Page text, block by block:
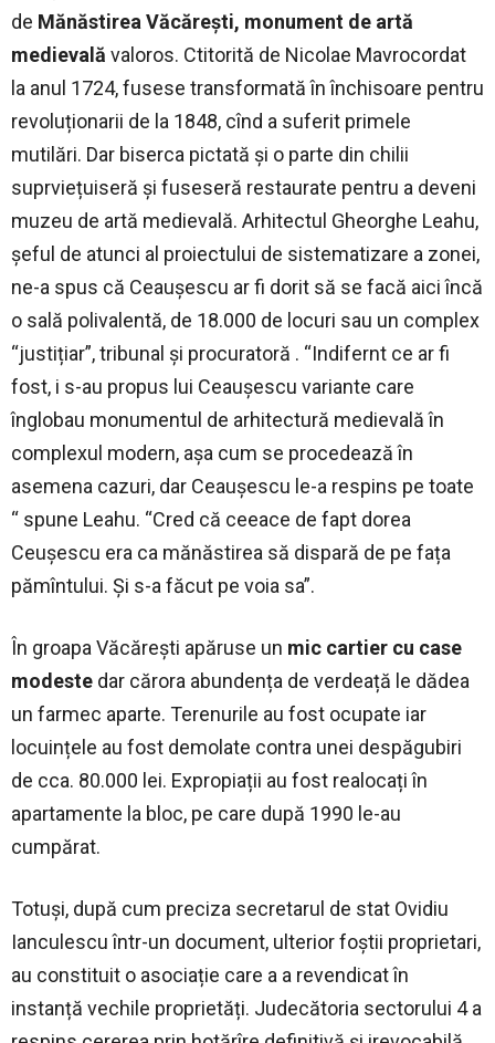
de Mănăstirea Văcărești, monument de artă
medievală valoros. Ctitorită de Nicolae Mavrocordat
la anul 1724, fusese transformată în închisoare pentru
revoluționarii de la 1848, cînd a suferit primele
mutilări. Dar biserca pictată și o parte din chilii
suprviețuiseră și fuseseră restaurate pentru a deveni
muzeu de artă medievală. Arhitectul Gheorghe Leahu,
șeful de atunci al proiectului de sistematizare a zonei,
ne-a spus că Ceaușescu ar fi dorit să se facă aici încă
o sală polivalentă, de 18.000 de locuri sau un complex
“justițiar”, tribunal și procuratoră . “Indifernt ce ar fi
fost, i s-au propus lui Ceaușescu variante care
înglobau monumentul de arhitectură medievală în
complexul modern, așa cum se procedează în
asemena cazuri, dar Ceaușescu le-a respins pe toate
“ spune Leahu. “Cred că ceeace de fapt dorea
Ceușescu era ca mănăstirea să dispară de pe fața
pămîntului. Și s-a făcut pe voia sa”.
În groapa Văcărești apăruse un mic cartier cu case
modeste dar cărora abundența de verdeață le dădea
un farmec aparte. Terenurile au fost ocupate iar
locuințele au fost demolate contra unei despăgubiri
de cca. 80.000 lei. Expropiații au fost realocați în
apartamente la bloc, pe care după 1990 le-au
cumpărat.
Totuși, după cum preciza secretarul de stat Ovidiu
Ianculescu într-un document, ulterior foștii proprietari,
au constituit o asociație care a a revendicat în
instanță vechile proprietăți. Judecătoria sectorului 4 a